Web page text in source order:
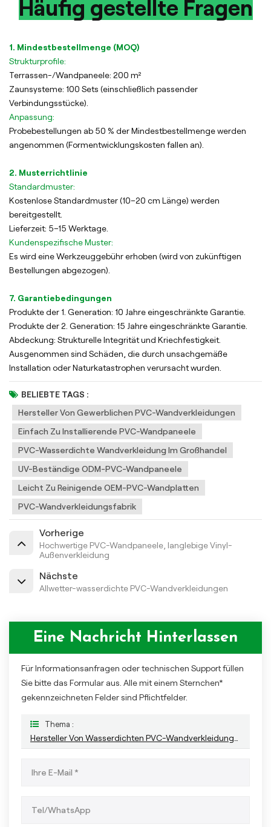
Häufig gestellte Fragen
1. Mindestbestellmenge (MOQ)
Strukturprofile:
Terrassen-/Wandpaneele: 200 m²
Zaunsysteme: 100 Sets (einschließlich passender
Verbindungsstücke).
Anpassung:
Probebestellungen ab 50 % der Mindestbestellmenge werden
angenommen (Formentwicklungskosten fallen an).
2. Musterrichtlinie
Standardmuster:
Kostenlose Standardmuster (10–20 cm Länge) werden
bereitgestellt.
Lieferzeit: 5–15 Werktage.
Kundenspezifische Muster:
Es wird eine Werkzeuggebühr erhoben (wird von zukünftigen
Bestellungen abgezogen).
7. Garantiebedingungen
Produkte der 1. Generation: 10 Jahre eingeschränkte Garantie.
Produkte der 2. Generation: 15 Jahre eingeschränkte Garantie.
Abdeckung: Strukturelle Integrität und Kriechfestigkeit.
Ausgenommen sind Schäden, die durch unsachgemäße
Installation oder Naturkatastrophen verursacht wurden.
BELIEBTE TAGS :
Hersteller Von Gewerblichen PVC-Wandverkleidungen
Einfach Zu Installierende PVC-Wandpaneele
PVC-Wasserdichte Wandverkleidung Im Großhandel
UV-Beständige ODM-PVC-Wandpaneele
Leicht Zu Reinigende OEM-PVC-Wandplatten
PVC-Wandverkleidungsfabrik
Vorherige
Hochwertige PVC-Wandpaneele, langlebige Vinyl-
Außenverkleidung
Nächste
Allwetter-wasserdichte PVC-Wandverkleidungen
Eine Nachricht Hinterlassen
Für Informationsanfragen oder technischen Support füllen
Sie bitte das Formular aus. Alle mit einem Sternchen*
gekennzeichneten Felder sind Pflichtfelder.
Thema :